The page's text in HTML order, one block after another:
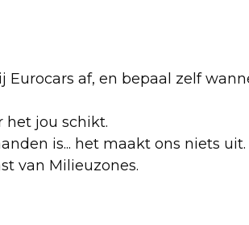
Eurocars af, en bepaal zelf
het jou schikt.
is... het maakt ons niets uit.
van Milieuzones.